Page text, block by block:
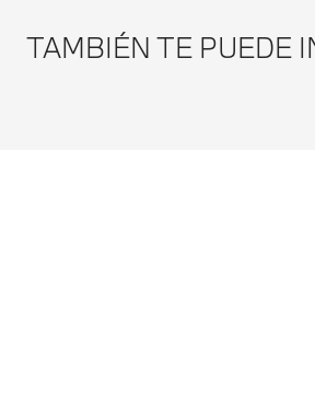
TODO TIEMPO BMW
G01/F97-NEGRO
TAMBIÉN TE PUEDE